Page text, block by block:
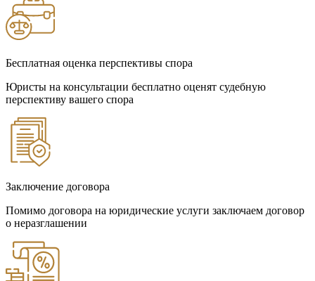
Бесплатная оценка перспективы спора
Юристы на консультации бесплатно оценят судебную
перспективу вашего спора
Заключение договора
Помимо договора на юридические услуги заключаем договор
о неразглашении